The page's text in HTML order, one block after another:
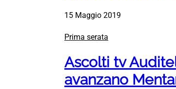
15 Maggio 2019
Prima serata
Ascolti tv
avanzano